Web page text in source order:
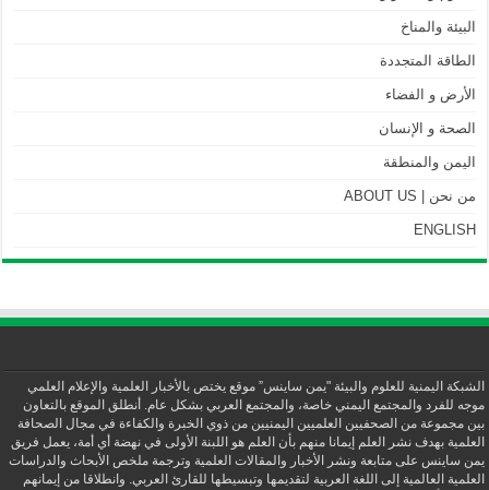
البيئة والمناخ
الطاقة المتجددة
الأرض و الفضاء
الصحة و الإنسان
اليمن والمنطقة
من نحن | ABOUT US
ENGLISH
الشبكة اليمنية للعلوم والبيئة "يمن ساينس” موقع يختص بالأخبار العلمية والإعلام العلمي
موجه للفرد والمجتمع اليمني خاصة، والمجتمع العربي بشكل عام. أنطلق الموقع بالتعاون
بين مجموعة من الصحفيين العلميين اليمنيين من ذوي الخبرة والكفاءة في مجال الصحافة
العلمية بهدف نشر العلم إيمانا منهم بأن العلم هو اللبنة الأولى في نهضة أي أمة، يعمل فريق
يمن ساينس على متابعة ونشر الأخبار والمقالات العلمية وترجمة ملخص الأبحاث والدراسات
العلمية العالمية إلى اللغة العربية لتقديمها وتبسيطها للقارئ العربي. وانطلاقا من إيمانهم